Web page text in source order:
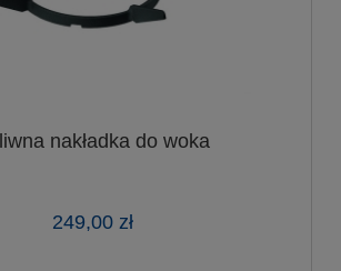
nakładka do woka
249,00 zł